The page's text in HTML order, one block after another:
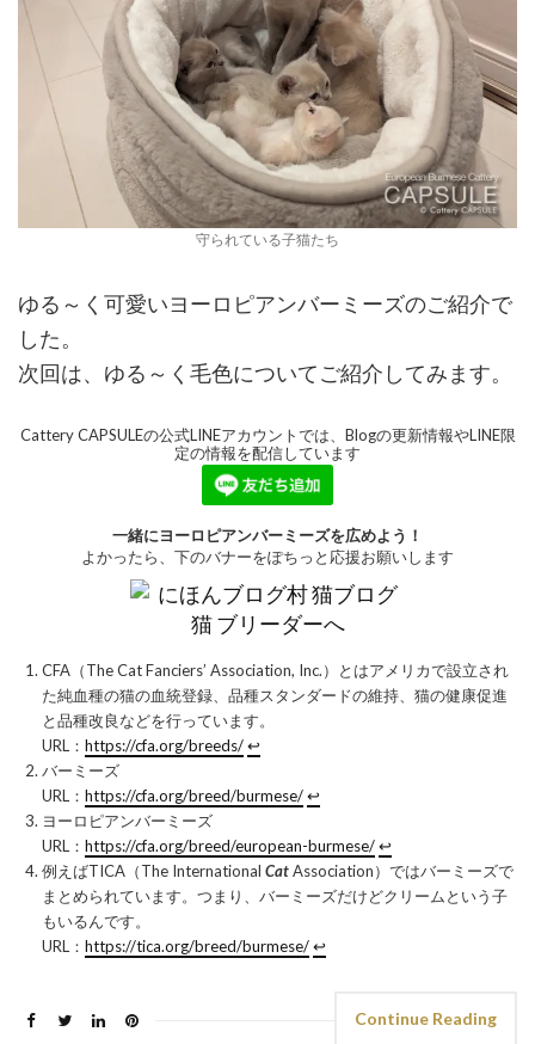
守られている子猫たち
ゆる～く可愛いヨーロピアンバーミーズのご紹介で
した。
次回は、ゆる～く毛色についてご紹介してみます。
Cattery CAPSULEの公式LINEアカウントでは、Blogの更新情報やLINE限
定の情報を配信しています
一緒にヨーロピアンバーミーズを広めよう！
よかったら、下のバナーをぽちっと応援お願いします
CFA（The Cat Fanciers’ Association, Inc.）とはアメリカで設立され
た純血種の猫の血統登録、品種スタンダードの維持、猫の健康促進
と品種改良などを行っています。
URL： https://cfa.org/breeds/↩︎
バーミーズ
URL： https://cfa.org/breed/burmese/↩︎
ヨーロピアンバーミーズ
URL： https://cfa.org/breed/european-burmese/↩︎
例えばTICA（The International CatAssociation）ではバーミーズで
まとめられています。つまり、バーミーズだけどクリームという子
もいるんです。
URL： https://tica.org/breed/burmese/↩︎
Continue Reading